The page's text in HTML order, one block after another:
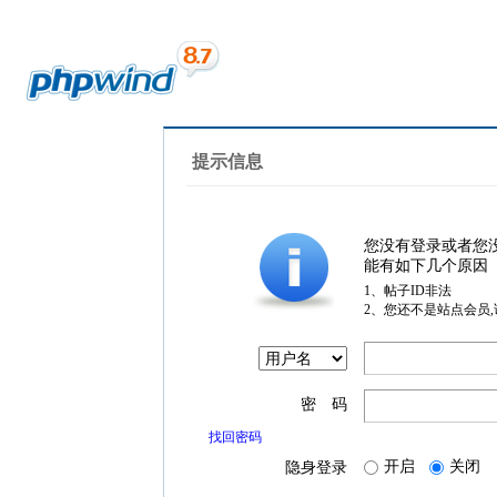
提示信息
您没有登录或者您
能有如下几个原因
1、帖子ID非法
2、您还不是站点会员
密 码
找回密码
隐身登录 开启 关闭